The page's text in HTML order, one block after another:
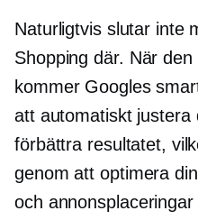
Naturligtvis slutar inte
Shopping där. När
kommer Googles
att automatiskt justera
förbättra resultatet,
genom att optimera
och